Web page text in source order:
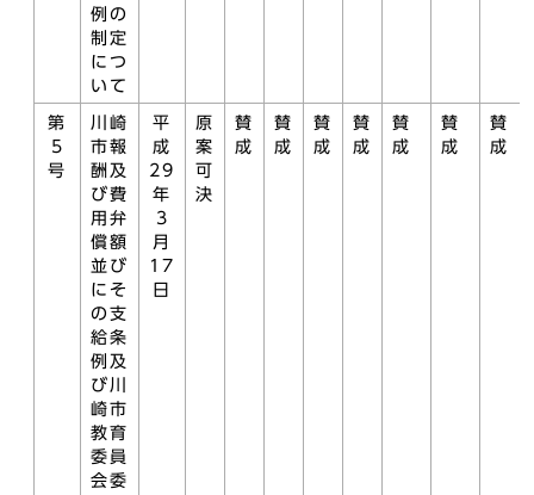
例の
制定
につ
いて
第
5
号
川崎
市報
酬及
び費
用弁
償額
並び
にそ
の支
給条
例及
び川
崎市
教育
委員
会委
平
成
29
年
3
月
17
日
原
案
可
決
賛
成
賛
成
賛
成
賛
成
賛
成
賛
成
賛
成